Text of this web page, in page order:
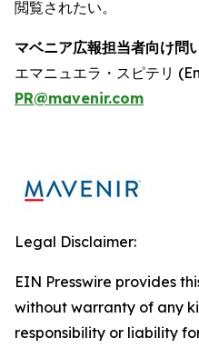
閲覧されたい。
マベニア広報担当者向け問
エマニュエラ・スピテリ
PR@mavenir.com
Legal Disclaimer:
EIN Presswire provides
without warranty of any
responsibility or liability